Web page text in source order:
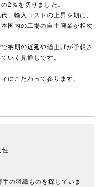
2％を切りました。
、輸入コストの上昇を期に、
国内の工場の自主廃業が相次
納期の遅延や値上げが予想さ
いく見通しです。
にこだわって参ります。
性
の羽織ものを探していま